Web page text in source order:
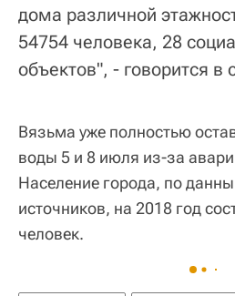
дома различной
54754 человека, 28
объектов", - говорится в
Вязьма уже полностью
воды 5 и 8 июля из-за
Население города, по
источников, на 2018 год
человек.